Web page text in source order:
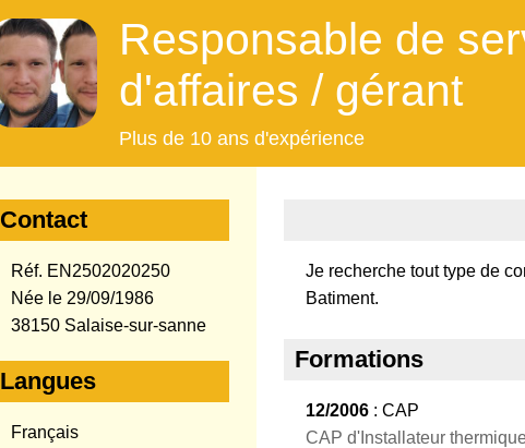
Responsable de
d'affaires / gérant
Plus de 10 ans d'expérience
Contact
Réf. EN2502020250
Née le 29/09/1986
38150 Salaise-sur-sanne
Langues
Français
Je recherche tout type de
Batiment.
Formations
12/2006 : CAP
CAP d'Installateur